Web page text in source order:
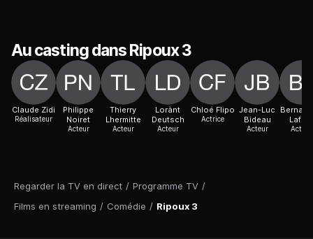
Regarder la TV en direct / Programme TV /
Films en streaming / Comédie / Ripoux 3
Au casting dans Ripoux 3
Claude Zidi
Réalisateur
Philippe
Noiret
Acteur
Thierry
Lhermitte
Acteur
Lorànt
Deutsch
Acteur
Chloé Flipo
Actrice
Jean-Luc
Bideau
Acteur Actrice